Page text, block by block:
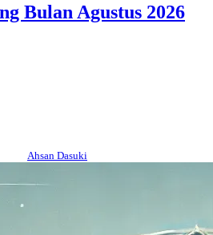
Bulan Agustus 2026
Ahsan Dasuki